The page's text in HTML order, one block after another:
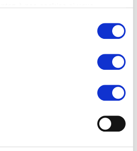
équipe, réservations ciblées
selon votre format, les
les indépendants :
vite, bien et à prix